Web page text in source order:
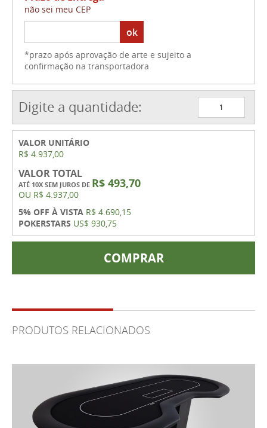
não sei meu CEP
ok
*prazo após aprovação de arte e sujeito a
confirmação na transportadora
Digite a quantidade:
VALOR UNITÁRIO
R$ 4.937,00
VALOR TOTAL
ATÉ 10X SEM JUROS DE R$ 493,70
OU R$ 4.937,00
5% OFF À VISTA R$ 4.690,15
POKERSTARS US$ 930,75
COMPRAR
PRODUTOS RELACIONADOS